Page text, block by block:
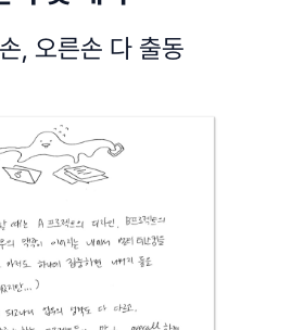
, 오른손 다 출동